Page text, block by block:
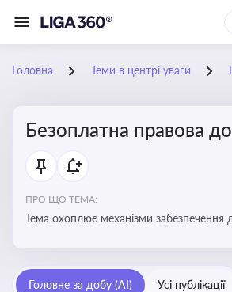
Головна Теми в центрі уваги
Безоплатна правова
ПРО ЩО ТЕМА:
Тема охоплює механізми забезпечення
Головне за добу (AI) Усі публікації